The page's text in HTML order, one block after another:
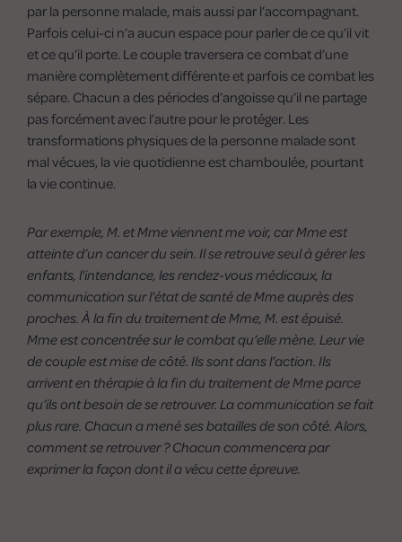
par la personne malade, mais aussi par l’accompagnant.
Parfois celui-ci n’a aucun espace pour parler de ce qu’il vit
et ce qu’il porte. Le couple traversera ce combat d’une
manière complètement différente et parfois ce combat les
sépare. Chacun a des périodes d’angoisse qu’il ne partage
pas forcément avec l’autre pour le protéger. Les
transformations physiques de la personne malade sont
mal vécues, la vie quotidienne est chamboulée, pourtant
la vie continue.
Par exemple, M. et Mme viennent me voir, car Mme est
atteinte d’un cancer du sein. Il se retrouve seul à gérer les
enfants, l’intendance, les rendez-vous médicaux, la
communication sur l’état de santé de Mme auprès des
proches. À la fin du traitement de Mme, M. est épuisé.
Mme est concentrée sur le combat qu’elle mène. Leur vie
de couple est mise de côté. Ils sont dans l’action. Ils
arrivent en thérapie à la fin du traitement de Mme parce
qu’ils ont besoin de se retrouver. La communication se fait
plus rare. Chacun a mené ses batailles de son côté. Alors,
comment se retrouver ? Chacun commencera par
exprimer la façon dont il a vécu cette épreuve.